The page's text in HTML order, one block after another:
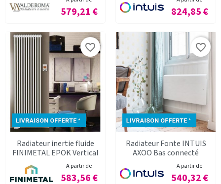
Prix
579,21 € Prix
824,85 €
Radiateur inertie fluide
FINIMETAL EPOK Vertical
A partir de
Prix
583,56 €
favorite_border
Radiateur Fonte INTUIS
AXOO Bas connecté
A partir de
Prix
540,32 €
favorite_border